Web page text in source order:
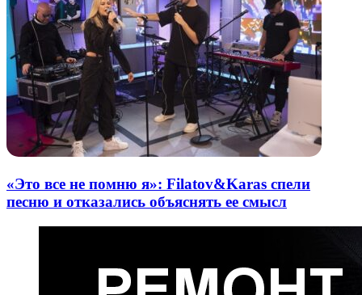
«Это все не помню я»: Filatov&Karas спели
песню и отказались объяснять ее смысл